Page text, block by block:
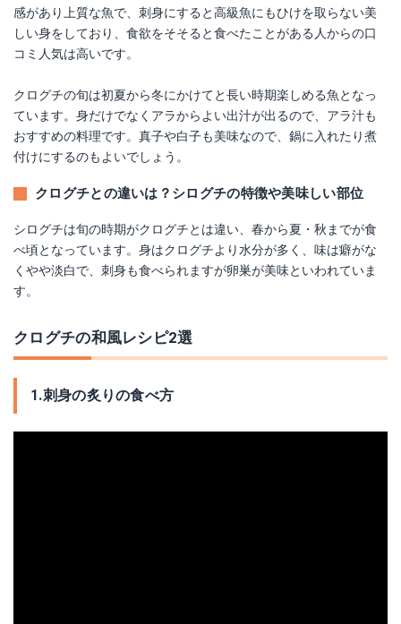
感があり上質な魚で、刺身にすると高級魚にもひけを取らない美
しい身をしており、食欲をそそると食べたことがある人からの口
コミ人気は高いです。
クログチの旬は初夏から冬にかけてと長い時期楽しめる魚となっ
ています。身だけでなくアラからよい出汁が出るので、アラ汁も
おすすめの料理です。真子や白子も美味なので、鍋に入れたり煮
付けにするのもよいでしょう。
クログチとの違いは？シログチの特徴や美味しい部位
シログチは旬の時期がクログチとは違い、春から夏・秋までが食
べ頃となっています。身はクログチより水分が多く、味は癖がな
くやや淡白で、刺身も食べられますが卵巣が美味といわれていま
す。
クログチの和風レシピ2選
1.刺身の炙りの食べ方